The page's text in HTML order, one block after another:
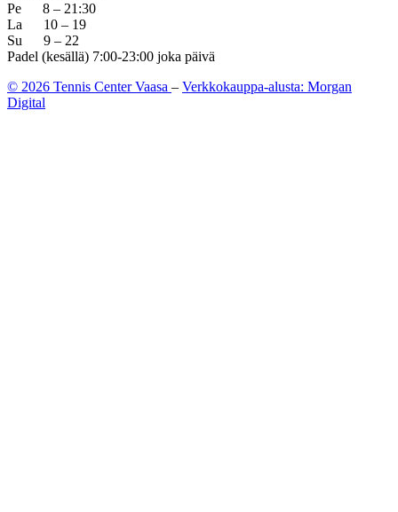
Pe 8 – 21:30
La 10 – 19
Su 9 – 22
Padel (kesällä) 7:00-23:00 joka päivä
© 2026 Tennis Center Vaasa – Verkkokauppa-alusta: Morgan
Digital